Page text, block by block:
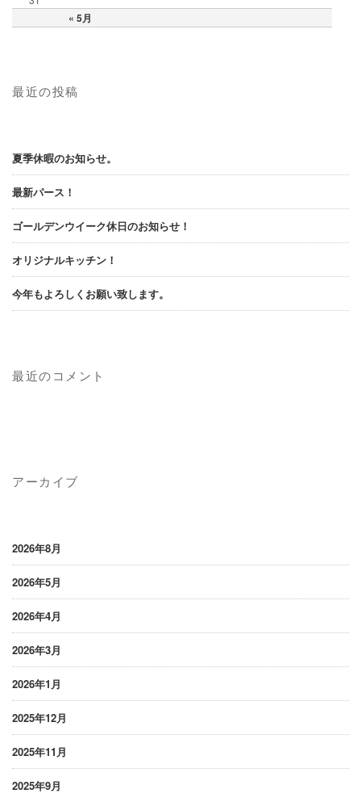
« 5月
最近の投稿
夏季休暇のお知らせ。
最新パース！
ゴールデンウイーク休日のお知らせ！
オリジナルキッチン！
今年もよろしくお願い致します。
最近のコメント
アーカイブ
2026年8月
2026年5月
2026年4月
2026年3月
2026年1月
2025年12月
2025年11月
2025年9月